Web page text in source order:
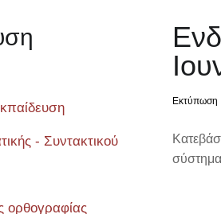
Εκτύπωση
- Συντακτικού
ορθογραφίας